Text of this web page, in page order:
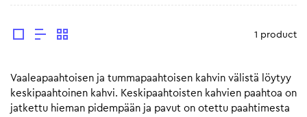
1 product
Vaaleapaahtoisen ja tummapaahtoisen kahvin välistä löytyy
keskipaahtoinen kahvi. Keskipaahtoisten kahvien paahtoa on
jatkettu hieman pidempään ja pavut on otettu paahtimesta